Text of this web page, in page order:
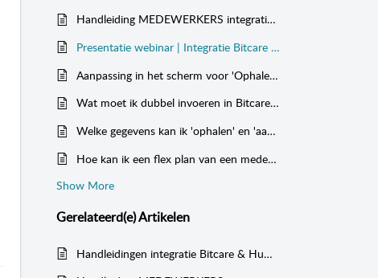
Handleiding MEDEWERKERS integratie Bitcare & Humanwave | toegang en autorisatie
Presentatie webinar | Integratie Bitcare & Humanwave
Aanpassing in het scherm voor 'Ophalen' en 'Aanleveren' aan Humanwave (november 2023)
Wat moet ik dubbel invoeren in Bitcare en Humanwave?
Welke gegevens kan ik 'ophalen' en 'aanleveren' aan Humanwave?
Hoe kan ik een flex plan van een medewerker in Humanwave krijgen wanneer al verlof of ziekte op dezelfde dag staat?
Show More
Gerelateerd(e)Artikelen
Handleidingen integratie Bitcare & Humanwave | toegang en autorisatie